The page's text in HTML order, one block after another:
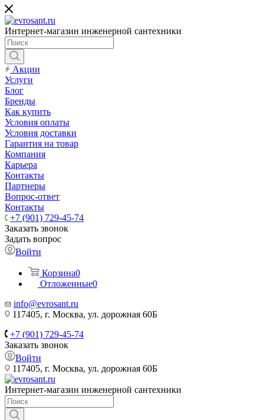
Интернет-магазин инженерной сантехники
Акции
Услуги
Блог
Бренды
Как купить
Условия оплаты
Условия доставки
Гарантия на товар
Компания
Карьера
Контакты
Партнеры
Вопрос-ответ
Контакты
+7 (901) 729-45-74
Заказать звонок
Задать вопрос
Войти
Корзина0
Отложенные0
info@evrosant.ru
117405, г. Москва, ул. дорожная 60Б
+7 (901) 729-45-74
Заказать звонок
Войти
117405, г. Москва, ул. дорожная 60Б
Интернет-магазин инженерной сантехники